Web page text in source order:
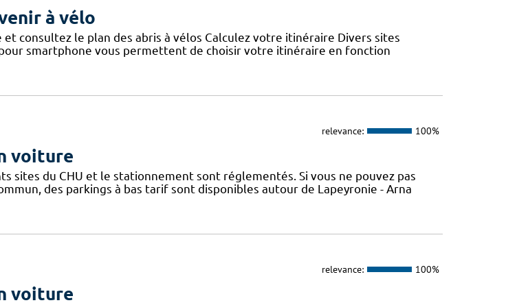
à vélo
consultez le plan des abris à vélos Calculez votre itinéraire Divers sites
smartphone vous permettent de choisir votre itinéraire en fonction
relevance: 100%
voiture
sites du CHU et le stationnement sont réglementés. Si vous ne pouvez pas
des parkings à bas tarif sont disponibles autour de Lapeyronie - Arna
relevance: 100%
voiture